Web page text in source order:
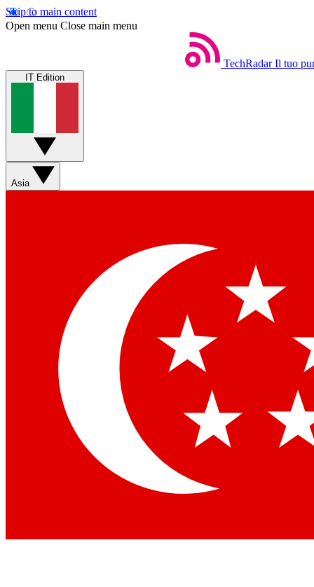
Skip to main content
Open menu Close main menu
TechRadar Il tuo
IT Edition
Asia